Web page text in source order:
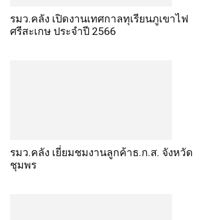
รมว.คลัง เปิดงานเทศกาลทุเรียนภูเขาไฟ
ศรีสะเกษ ประจำปี 2566
รมว.คลัง เยี่ยมชมงานลูกค้าธ.ก.ส. จังหวัด
ชุมพร